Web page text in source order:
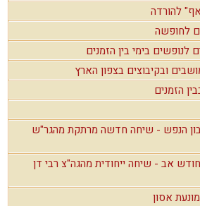
להורדה
לחופשה
לנופשים בימי בין הזמנים
ובקיבוצים בצפון הארץ
הזמנים
הנפש - שיחה חדשה מרתקת מהגר"ש
אב - שיחה ייחודית מהגה"צ רבי דן
אסון